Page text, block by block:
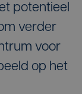
potentieel
verder
voor
op het